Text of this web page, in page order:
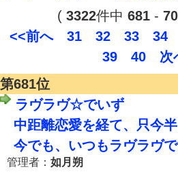
( 3322件中 681-
<<前へ
31 32 33 34
39
40
次
第681位
ラヴラヴ☆でいず
中距離恋愛を経て、只今
今でも、いつもラヴラヴ
管理者： 如月朔